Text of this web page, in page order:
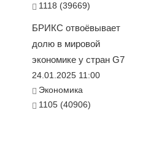
1118 (39669)
БРИКС отвоёвывает
долю в мировой
экономике у стран G7
24.01.2025 11:00
Экономика
1105 (40906)